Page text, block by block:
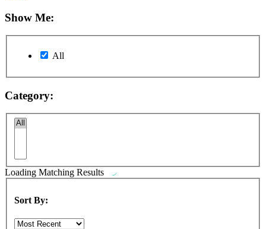
Show Me:
All
Category:
Loading Matching Results
Sort By: